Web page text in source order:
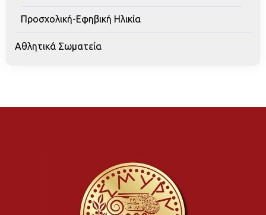
Προσχολική-Εφηβική Ηλικία
Αθλητικά Σωματεία